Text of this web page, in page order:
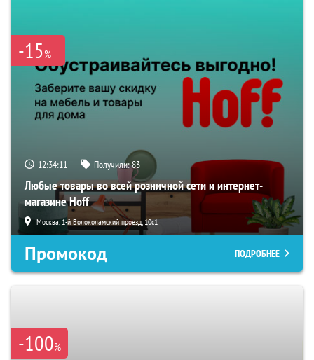
-15%
12:34:10 Получили:83
Любые товары во всей розничной сети и интернет-
магазине Hoff
Москва, 1-й Волоколамский проезд, 10с1
Промокод ПОДРОБНЕЕ
-100%